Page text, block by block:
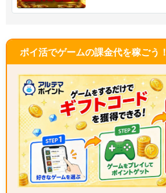
ポイ活でゲームの課金代を稼ごう！